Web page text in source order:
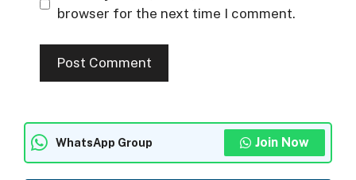
browser for the next time I comment.
WhatsApp Group Join Now